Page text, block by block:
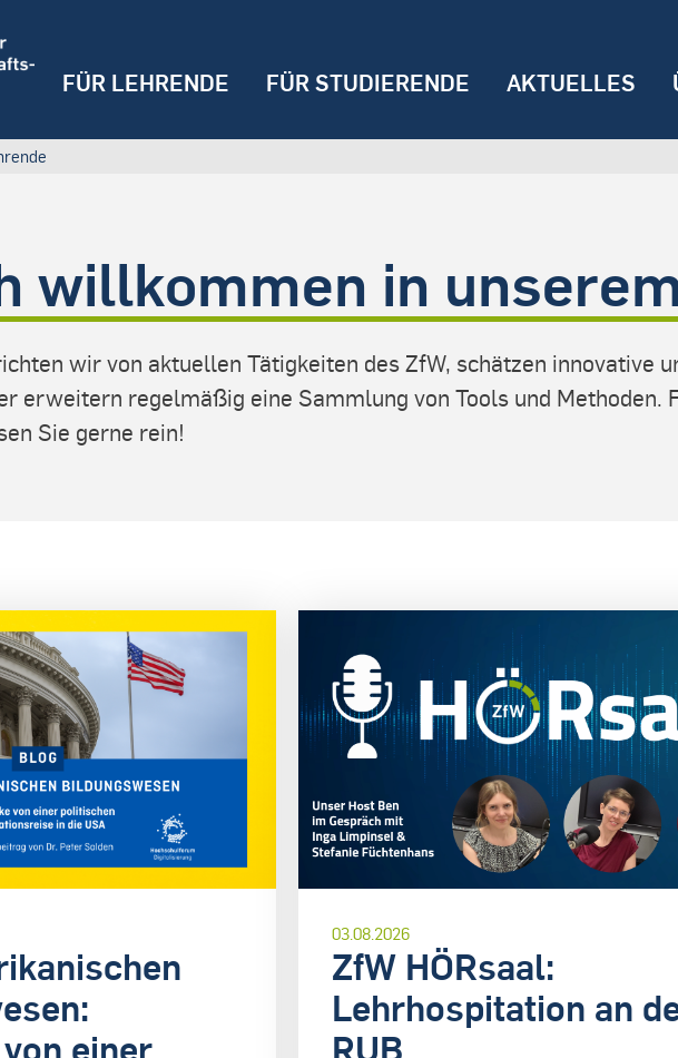
FÜR LEHRENDE FÜR STUDIERENDE AKTUELLES
willkommen in
wir von aktuellen Tätigkeiten des ZfW, schätzen innovative
erweitern regelmäßig eine Sammlung von Tools und Methoden.
Sie gerne rein!
einer
03.08.2026
ZfW HÖRsaal:
Lehrhospitation an
RUB